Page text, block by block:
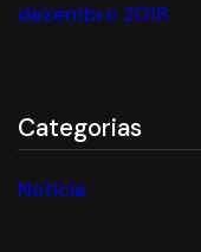
dezembro 2018
Categorias
Notícia